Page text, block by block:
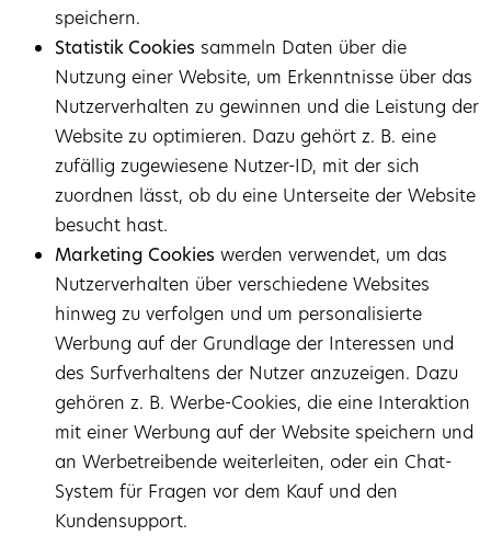
speichern.
Statistik Cookies sammeln Daten über die
Nutzung einer Website, um Erkenntnisse über das
Nutzerverhalten zu gewinnen und die Leistung der
Website zu optimieren. Dazu gehört z. B. eine
zufällig zugewiesene Nutzer-ID, mit der sich
zuordnen lässt, ob du eine Unterseite der Website
besucht hast.
Marketing Cookies werden verwendet, um das
Nutzerverhalten über verschiedene Websites
hinweg zu verfolgen und um personalisierte
Werbung auf der Grundlage der Interessen und
des Surfverhaltens der Nutzer anzuzeigen. Dazu
gehören z. B. Werbe-Cookies, die eine Interaktion
mit einer Werbung auf der Website speichern und
an Werbetreibende weiterleiten, oder ein Chat-
System für Fragen vor dem Kauf und den
Kundensupport.